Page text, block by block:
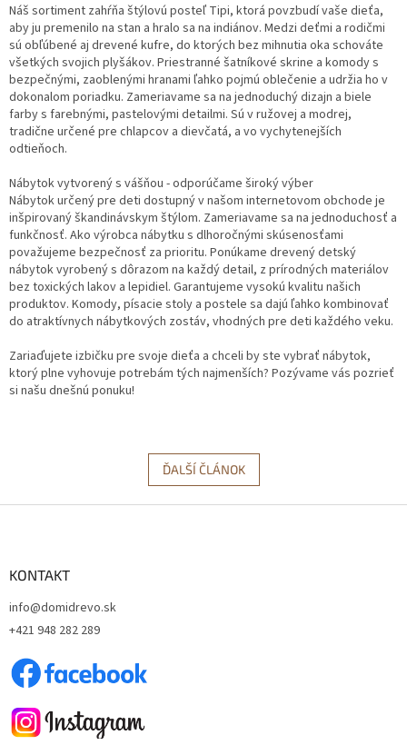
Náš sortiment zahŕňa štýlovú posteľ Tipi, ktorá povzbudí vaše dieťa,
aby ju premenilo na stan a hralo sa na indiánov. Medzi deťmi a rodičmi
sú obľúbené aj drevené kufre, do ktorých bez mihnutia oka schováte
všetkých svojich plyšákov. Priestranné šatníkové skrine a komody s
bezpečnými, zaoblenými hranami ľahko pojmú oblečenie a udržia ho v
dokonalom poriadku. Zameriavame sa na jednoduchý dizajn a biele
farby s farebnými, pastelovými detailmi. Sú v ružovej a modrej,
tradične určené pre chlapcov a dievčatá, a vo vychytenejších
odtieňoch.
Nábytok vytvorený s vášňou - odporúčame široký výber
Nábytok určený pre deti dostupný v našom internetovom obchode je
inšpirovaný škandinávskym štýlom. Zameriavame sa na jednoduchosť a
funkčnosť. Ako výrobca nábytku s dlhoročnými skúsenosťami
považujeme bezpečnosť za prioritu. Ponúkame drevený detský
nábytok vyrobený s dôrazom na každý detail, z prírodných materiálov
bez toxických lakov a lepidiel. Garantujeme vysokú kvalitu našich
produktov. Komody, písacie stoly a postele sa dajú ľahko kombinovať
do atraktívnych nábytkových zostáv, vhodných pre deti každého veku.
Zariaďujete izbičku pre svoje dieťa a chceli by ste vybrať nábytok,
ktorý plne vyhovuje potrebám tých najmenších? Pozývame vás pozrieť
si našu dnešnú ponuku!
ĎALŠÍ ČLÁNOK
KONTAKT
info@domidrevo.sk
+421 948 282 289